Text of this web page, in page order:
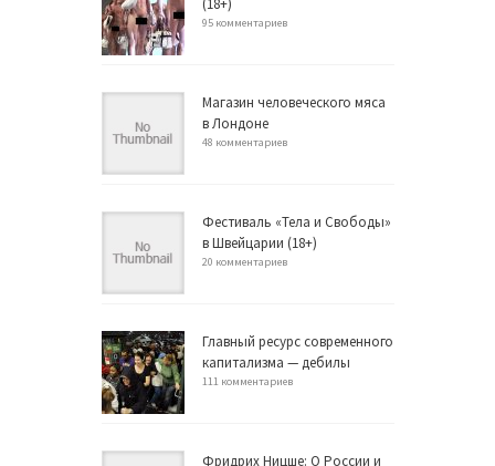
95 комментариев
Магазин человеческого мяса
в Лондоне
48 комментариев
Фестиваль «Тела и Свободы»
в Швейцарии (18+)
20 комментариев
Главный ресурс современного
капитализма — дебилы
111 комментариев
Фридрих Ницше: О России и